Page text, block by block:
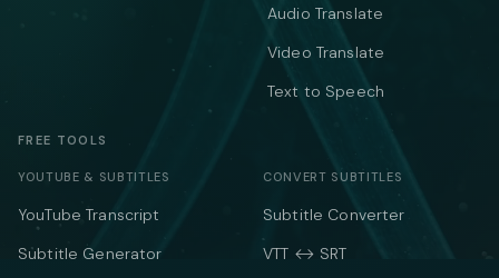
Audio Translate
Video Translate
Text to Speech
FREE TOOLS
YOUTUBE & SUBTITLES
YouTube Transcript
Subtitle Generator
CONVERT SUBTITLES
Subtitle Converter
VTT ↔ SRT